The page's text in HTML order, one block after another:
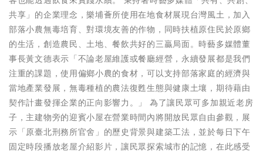
共享」的企業理念，樂埔薈所使用在地食材展現台灣風土，加入
部落小農無毒培育、對環境友善的作物，同時扶植原住民於原鄉
的生活，創造農民、土地、餐飲共好的三贏局面。時藝多媒體董
事長黃文德表示「不論老屋維護或餐廳經營，永續發展都是我們
注重的課題，使用偏鄉小農的食材，可以支持部落家庭的經濟與
當地產業發展，無毒種植的農法復甦生態與健康土壤，期待藉由
契作計畫發揮企業的正向影響力。」 為了讓民眾可多加親近老房
子，主建物旁的迎賓小屋在營業時間內將開放民眾自由參觀，展
示「原臺北刑務所官舍」的歷史背景與建築工法，並於每日下午
固定時段播放老屋介紹影片，讓民眾探索城市的記憶，在此感受